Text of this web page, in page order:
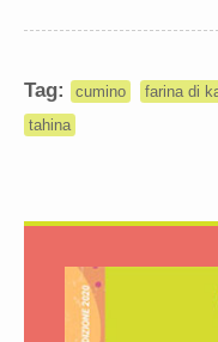
Tag: cumino farina di
tahina